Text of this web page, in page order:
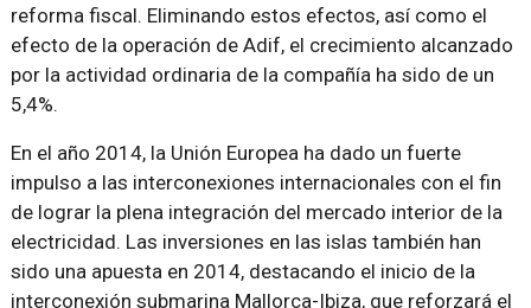
reforma fiscal. Eliminando estos efectos, así como el
efecto de la operación de Adif, el crecimiento alcanzado
por la actividad ordinaria de la compañía ha sido de un
5,4%.
En el año 2014, la Unión Europea ha dado un fuerte
impulso a las interconexiones internacionales con el fin
de lograr la plena integración del mercado interior de la
electricidad. Las inversiones en las islas también han
sido una apuesta en 2014, destacando el inicio de la
interconexión submarina Mallorca-Ibiza, que reforzará el